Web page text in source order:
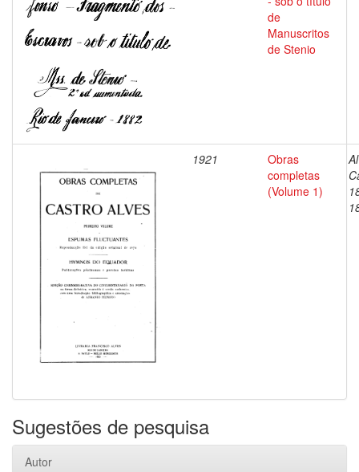
de
Manuscritos
de Stenio
1921
Obras
completas
(Volume 1)
Sugestões de pesquisa
Autor